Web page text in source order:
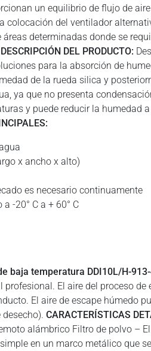
un equilibrio de flujo de
colocación del ventilador
determinadas donde se
DESCRIPCIÓN DEL PRODUCTO:
para la absorción de
de la rueda silica y
ya que no presenta
y puede reducir la humedad
x ancho x alto)
es necesario continuamente
-20° C a + 60° C
baja temperatura DDI10L/H-913-
El aire del proceso de
El aire de escape húmedo
desecho).CARACTERÍSTICAS
alámbrico Filtro de polvo –
en un marco metálico que